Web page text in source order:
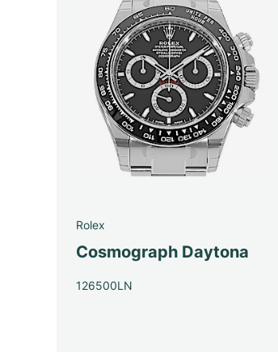
Rolex
Cosmograph Daytona
126500LN